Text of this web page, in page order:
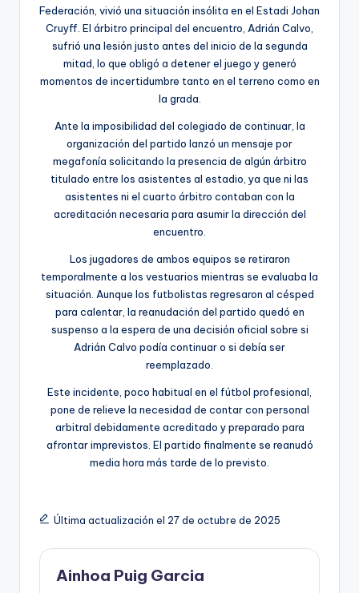
Federación, vivió una situación insólita en el Estadi Johan
Cruyff. El árbitro principal del encuentro, Adrián Calvo,
sufrió una lesión justo antes del inicio de la segunda
mitad, lo que obligó a detener el juego y generó
momentos de incertidumbre tanto en el terreno como en
la grada.
Ante la imposibilidad del colegiado de continuar, la
organización del partido lanzó un mensaje por
megafonía solicitando la presencia de algún árbitro
titulado entre los asistentes al estadio, ya que ni las
asistentes ni el cuarto árbitro contaban con la
acreditación necesaria para asumir la dirección del
encuentro.
Los jugadores de ambos equipos se retiraron
temporalmente a los vestuarios mientras se evaluaba la
situación. Aunque los futbolistas regresaron al césped
para calentar, la reanudación del partido quedó en
suspenso a la espera de una decisión oficial sobre si
Adrián Calvo podía continuar o si debía ser
reemplazado.
Este incidente, poco habitual en el fútbol profesional,
pone de relieve la necesidad de contar con personal
arbitral debidamente acreditado y preparado para
afrontar imprevistos. El partido finalmente se reanudó
media hora más tarde de lo previsto.
Última actualización el 27 de octubre de 2025
Ainhoa Puig Garcia